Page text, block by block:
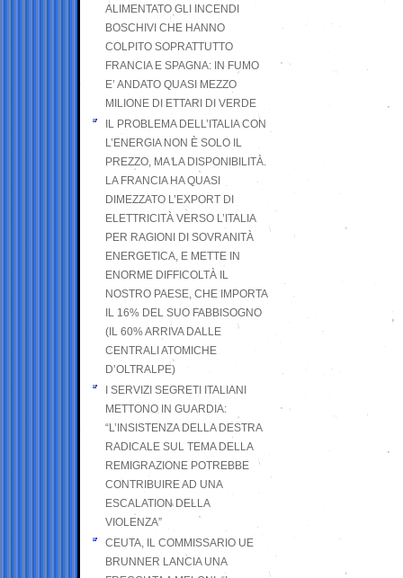
ALIMENTATO GLI INCENDI
BOSCHIVI CHE HANNO
COLPITO SOPRATTUTTO
FRANCIA E SPAGNA: IN FUMO
E’ ANDATO QUASI MEZZO
MILIONE DI ETTARI DI VERDE
IL PROBLEMA DELL’ITALIA CON
L’ENERGIA NON È SOLO IL
PREZZO, MA LA DISPONIBILITÀ.
LA FRANCIA HA QUASI
DIMEZZATO L’EXPORT DI
ELETTRICITÀ VERSO L’ITALIA
PER RAGIONI DI SOVRANITÀ
ENERGETICA, E METTE IN
ENORME DIFFICOLTÀ IL
NOSTRO PAESE, CHE IMPORTA
IL 16% DEL SUO FABBISOGNO
(IL 60% ARRIVA DALLE
CENTRALI ATOMICHE
D’OLTRALPE)
I SERVIZI SEGRETI ITALIANI
METTONO IN GUARDIA:
“L’INSISTENZA DELLA DESTRA
RADICALE SUL TEMA DELLA
REMIGRAZIONE POTREBBE
CONTRIBUIRE AD UNA
ESCALATION DELLA
VIOLENZA”
CEUTA, IL COMMISSARIO UE
BRUNNER LANCIA UNA